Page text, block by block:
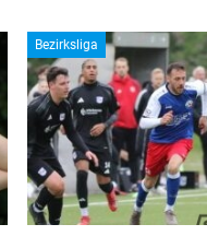
Bezirksliga